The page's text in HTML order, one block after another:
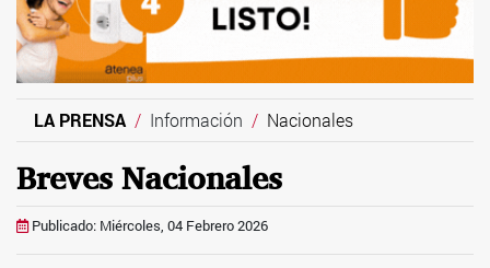
LA PRENSA Información Nacionales
Breves Nacionales
Publicado: Miércoles, 04 Febrero 2026